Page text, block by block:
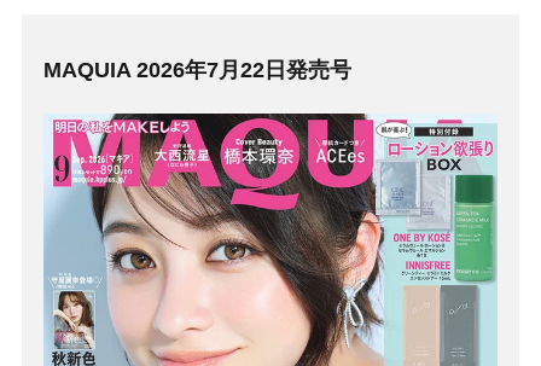
MAQUIA 2026年7月22日発売号